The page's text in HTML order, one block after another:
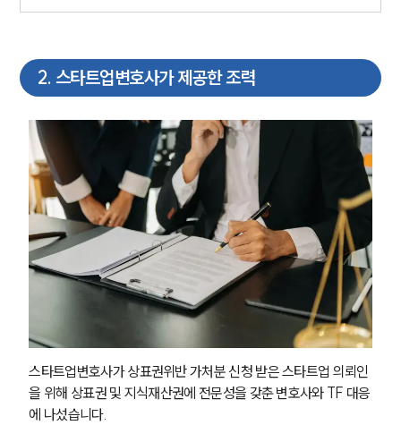
2. 스타트업변호사가 제공한 조력
스타트업변호사가 상표권위반 가처분 신청 받은 스타트업 의뢰인
을 위해 상표권 및 지식재산권에 전문성을 갖춘 변호사와 TF 대응
에 나섰습니다.